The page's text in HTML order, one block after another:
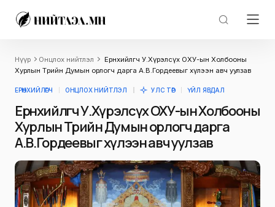
Нүүр Онцлох нийтлэл
Ерөнхийлөгч У.Хүрэлсүх ОХУ-ын Холбооны
Хурлын Төрийн Думын орлогч дарга А.В.Гордеевыг хүлээн авч уулзав
ЕРӨНХИЙЛӨГЧ ОНЦЛОХ НИЙТЛЭЛ УЛС ТӨР ҮЙЛ ЯВДАЛ
Ерөнхийлөгч У.Хүрэлсүх ОХУ-ын Холбооны
Хурлын Төрийн Думын орлогч дарга
А.В.Гордеевыг хүлээн авч уулзав